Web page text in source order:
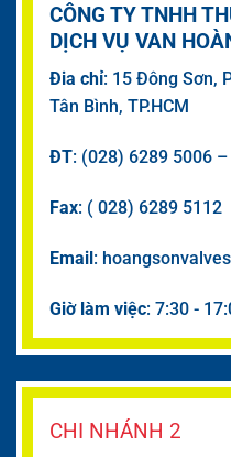
CÔNG TY TNHH
DỊCH VỤ VAN
Đia chỉ: 15 Đông Sơn,
Tân Bình, TP.HCM
ĐT: (028) 6289 5006
Fax: ( 028) 6289 5112
Email:
Giờ làm việc: 7:30 -
CHI NHÁNH 2